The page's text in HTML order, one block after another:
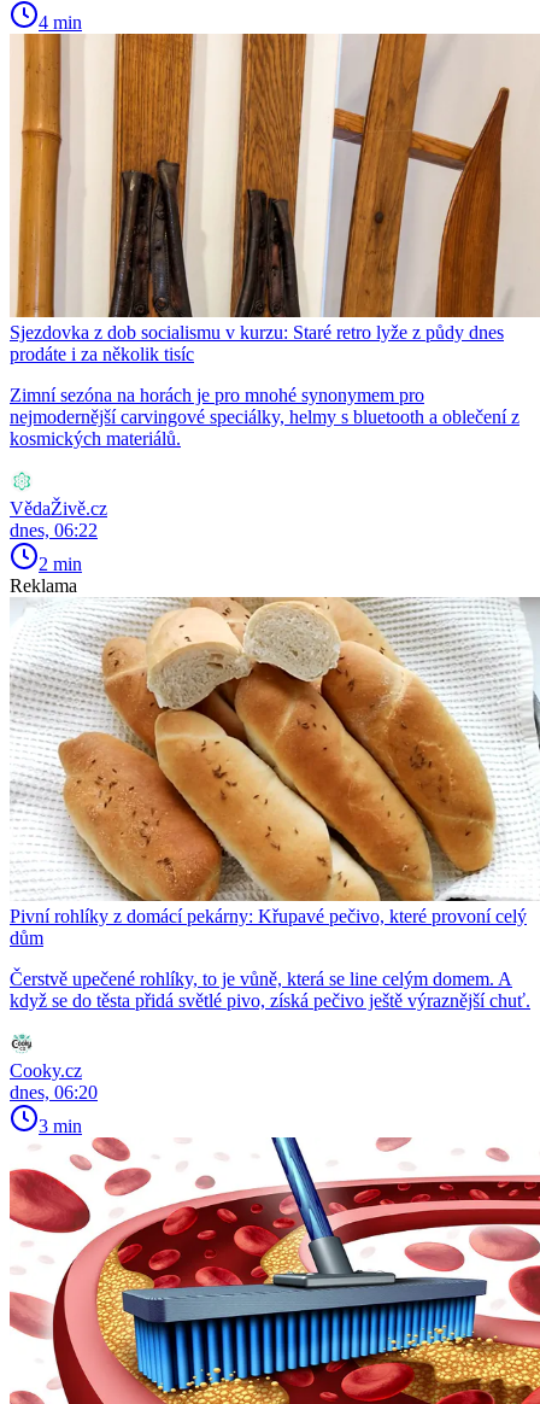
4 min
Sjezdovka z dob socialismu v kurzu: Staré retro lyže z půdy dnes
prodáte i za několik tisíc
Zimní sezóna na horách je pro mnohé synonymem pro
nejmodernější carvingové speciálky, helmy s bluetooth a oblečení z
kosmických materiálů.
VědaŽivě.cz
dnes, 06:22
2 min
Reklama
Pivní rohlíky z domácí pekárny: Křupavé pečivo, které provoní celý
dům
Čerstvě upečené rohlíky, to je vůně, která se line celým domem. A
když se do těsta přidá světlé pivo, získá pečivo ještě výraznější chuť.
Cooky.cz
dnes, 06:20
3 min